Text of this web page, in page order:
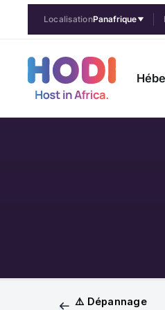
LocalisationPanafrique
⚠️ Dépannage